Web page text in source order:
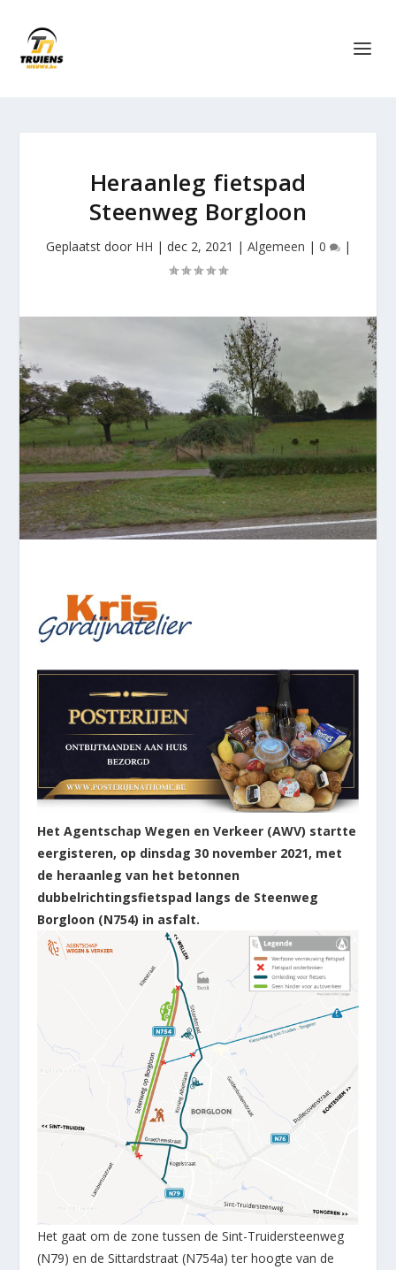
Heraanleg fietspad
Steenweg Borgloon
Geplaatst door HH | dec 2, 2021 | Algemeen | 0 |
Het Agentschap Wegen en Verkeer (AWV) startte
eergisteren, op dinsdag 30 november 2021, met
de heraanleg van het betonnen
dubbelrichtingsfietspad langs de Steenweg
Borgloon (N754) in asfalt.
Het gaat om de zone tussen de Sint-Truidersteenweg
(N79) en de Sittardstraat (N754a) ter hoogte van de